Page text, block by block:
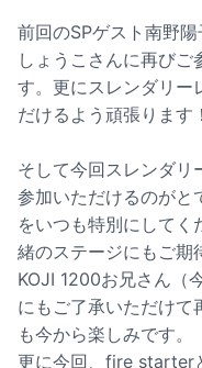
前回のSPゲスト南野
しょうこさんに再びご
す。更にスレンダリー
だけるよう頑張ります！
そして今回スレンダリ
参加いただけるのがと
をいつも特別にしてく
緒のステージにもご期
KOJI 1200お兄さん（
にもご了承いただけて
も今から楽しみです。
更に今回、fire starter